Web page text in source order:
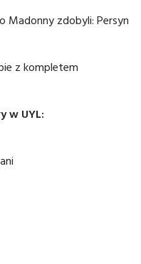
Madonny zdobyli: Persyn
z kompletem
w UYL: